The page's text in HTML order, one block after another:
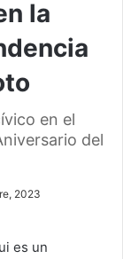
la
en el
del
2023
es un